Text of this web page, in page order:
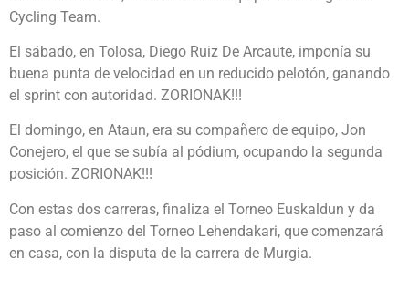
Cycling Team.
El sábado, en Tolosa, Diego Ruiz De Arcaute, imponía su
buena punta de velocidad en un reducido pelotón, ganando
el sprint con autoridad. ZORIONAK!!!
El domingo, en Ataun, era su compañero de equipo, Jon
Conejero, el que se subía al pódium, ocupando la segunda
posición. ZORIONAK!!!
Con estas dos carreras, finaliza el Torneo Euskaldun y da
paso al comienzo del Torneo Lehendakari, que comenzará
en casa, con la disputa de la carrera de Murgia.